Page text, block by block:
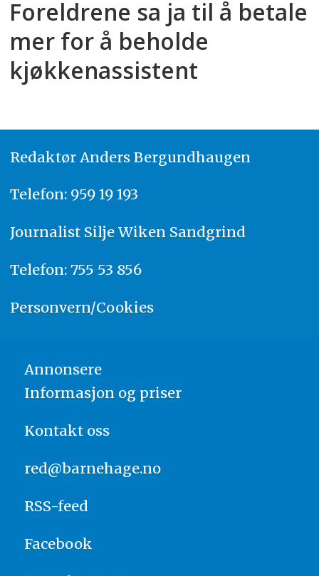
Foreldrene sa ja til å betale
mer for å beholde
kjøkkenassistent
Redaktør Anders Bergundhaugen
Telefon: 959 19 193
Journalist Silje Wiken Sandgrind
Telefon: 755 53 856
Personvern/Cookies
Annonsere
Informasjon og priser
Kontakt oss
red@barnehage.no
RSS-feed
Facebook